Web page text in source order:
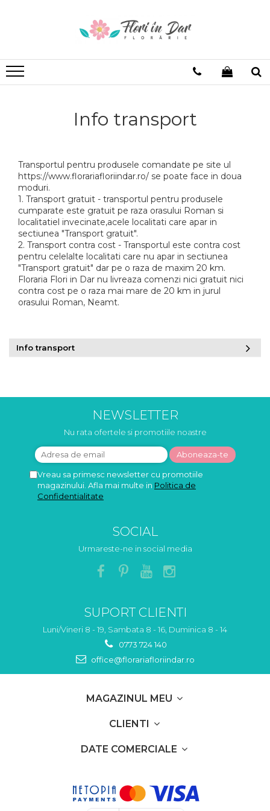
Aranjamente florale
Aranjamente in vas
Aranjamente in cos
Nuntă
Buchete mireasă Roman
Decor masina nunta
Lumânări cununie
Aranjamente cristelnita Roman
Coronite premiere scoala
Accesorii funerare
Aranjamente funerare
Bauturi
Cafea de origine
Tablouri licheni
Info transport
Transportul pentru produsele comandate pe site ul
https://www.florariafloriindar.ro/ se poate face in doua
moduri.
1. Transport gratuit - transportul pentru produsele
cumparate este gratuit pe raza orasului Roman si
localitatiel invecinate,acele localitati care apar in
sectiunea "Transport gratuit".
2. Transport contra cost - Transportul este contra cost
pentru celelalte localitati care nu apar in sectiunea
"Transport gratuit" dar pe o raza de maxim 20 km.
Floraria Flori in Dar nu livreaza comenzi nici gratuit nici
contra cost pe o raza mai mare de 20 km in jurul
orasului Roman, Neamt.
Info transport
NEWSLETTER
Nu rata ofertele si promotiile noastre
Vreau sa primesc newsletter cu promotiile
magazinului. Afla mai multe in Politica de
Confidentialitate
SOCIAL
Urmareste-ne in social media
SUPORT CLIENTI
Luni/Vineri 8 - 19, Sambata 8 - 16, Duminica 8 - 14
0773 724 140
office@florariafloriindar.ro
MAGAZINUL MEU
CLIENTI
DATE COMERCIALE